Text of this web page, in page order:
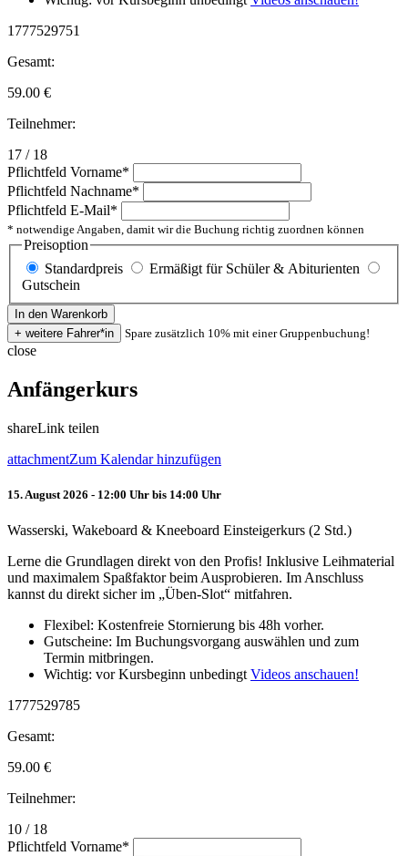
1777529751
Gesamt:
59.00 €
Teilnehmer:
17 / 18
Pflichtfeld Vorname*
Pflichtfeld Nachname*
Pflichtfeld E-Mail*
* notwendige Angaben, damit wir die Buchung richtig zuordnen können
Preisoption
Standardpreis
Ermäßigt für Schüler & Abiturienten
Gutschein
Spare zusätzlich 10% mit einer Gruppenbuchung!
close
Anfängerkurs
shareLink teilen
attachmentZum Kalendar hinzufügen
15. August 2026 - 12:00 Uhr bis 14:00 Uhr
Wasserski, Wakeboard & Kneeboard Einsteigerkurs (2 Std.)
Lerne die Grundlagen direkt von den Profis! Inklusive Leihmaterial
und maximalem Spaßfaktor beim Ausprobieren. Im Anschluss
kannst du direkt sicher im „Üben-Slot“ mitfahren.
Flexibel: Kostenfreie Stornierung bis 48h vorher.
Gutscheine: Im Buchungsvorgang auswählen und zum
Termin mitbringen.
Wichtig: vor Kursbeginn unbedingt Videos anschauen!
1777529785
Gesamt:
59.00 €
Teilnehmer:
10 / 18
Pflichtfeld Vorname*